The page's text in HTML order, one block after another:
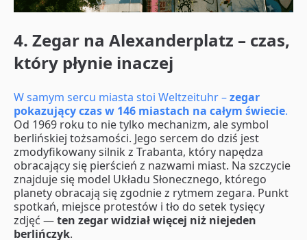
4. Zegar na Alexanderplatz – czas,
który płynie inaczej
W samym sercu miasta stoi Weltzeituhr –zegar
pokazujący czas w 146 miastach na całym świecie.
Od 1969 roku to nie tylko mechanizm, ale symbol
berlińskiej tożsamości. Jego sercem do dziś jest
zmodyfikowany silnik z Trabanta, który napędza
obracający się pierścień z nazwami miast. Na szczycie
znajduje się model Układu Słonecznego, którego
planety obracają się zgodnie z rytmem zegara. Punkt
spotkań, miejsce protestów i tło do setek tysięcy
zdjęć —ten zegar widział więcej niż niejeden
berlińczyk.